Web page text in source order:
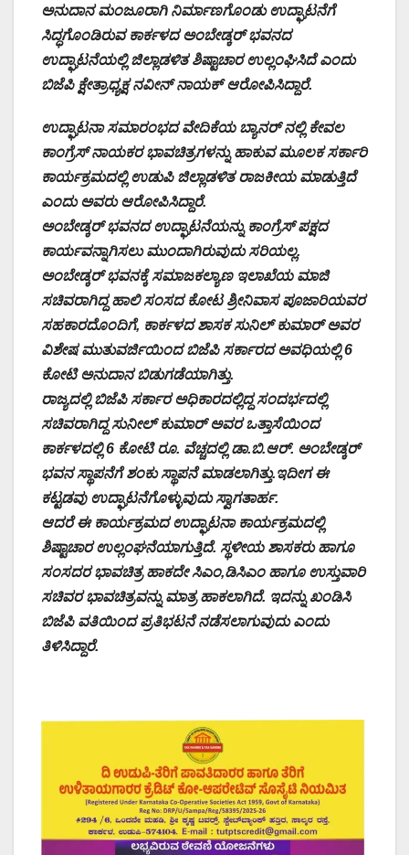
ಅನುದಾನ ಮಂಜೂರಾಗಿ ನಿರ್ಮಾಣಗೊಂಡು ಉದ್ಘಾಟನೆಗೆ
ಸಿದ್ಧಗೊಂಡಿರುವ ಕಾರ್ಕಳದ ಅಂಬೇಡ್ಕರ್ ಭವನದ
ಉದ್ಘಾಟನೆಯಲ್ಲಿ ಜಿಲ್ಲಾಡಳಿತ ಶಿಷ್ಟಾಚಾರ ಉಲ್ಲಂಘಿಸಿದೆ ಎಂದು
ಬಿಜೆಪಿ ಕ್ಷೇತ್ರಾಧ್ಯಕ್ಷ ನವೀನ್ ನಾಯಕ್ ಆರೋಪಿಸಿದ್ದಾರೆ.
ಉದ್ಘಾಟನಾ ಸಮಾರಂಭದ ವೇದಿಕೆಯ ಬ್ಯಾನರ್ ನಲ್ಲಿ ಕೇವಲ
ಕಾಂಗ್ರೆಸ್ ನಾಯಕರ ಭಾವಚಿತ್ರಗಳನ್ನು ಹಾಕುವ ಮೂಲಕ ಸರ್ಕಾರಿ
ಕಾರ್ಯಕ್ರಮದಲ್ಲಿ ಉಡುಪಿ ಜಿಲ್ಲಾಡಳಿತ ರಾಜಕೀಯ ಮಾಡುತ್ತಿದೆ
ಎಂದು ಅವರು ಆರೋಪಿಸಿದ್ದಾರೆ.
ಅಂಬೇಡ್ಕರ್ ಭವನದ ಉದ್ಘಾಟನೆಯನ್ನು ಕಾಂಗ್ರೆಸ್ ಪಕ್ಷದ
ಕಾರ್ಯವನ್ನಾಗಿಸಲು ಮುಂದಾಗಿರುವುದು ಸರಿಯಲ್ಲ.
ಅಂಬೇಡ್ಕರ್ ಭವನಕ್ಕೆ ಸಮಾಜಕಲ್ಯಾಣ ಇಲಾಖೆಯ ಮಾಜಿ
ಸಚಿವರಾಗಿದ್ದ ಹಾಲಿ ಸಂಸದ ಕೋಟ ಶ್ರೀನಿವಾಸ ಪೂಜಾರಿಯವರ
ಸಹಕಾರದೊಂದಿಗೆ, ಕಾರ್ಕಳದ ಶಾಸಕ ಸುನಿಲ್ ಕುಮಾರ್ ಅವರ
ವಿಶೇಷ ಮುತುವರ್ಜಿಯಿಂದ ಬಿಜೆಪಿ ಸರ್ಕಾರದ ಅವಧಿಯಲ್ಲಿ 6
ಕೋಟಿ ಅನುದಾನ ಬಿಡುಗಡೆಯಾಗಿತ್ತು.
ರಾಜ್ಯದಲ್ಲಿ ಬಿಜೆಪಿ ಸರ್ಕಾರ ಅಧಿಕಾರದಲ್ಲಿದ್ದ ಸಂದರ್ಭದಲ್ಲಿ
ಸಚಿವರಾಗಿದ್ದ ಸುನೀಲ್ ಕುಮಾರ್ ಅವರ ಒತ್ತಾಸೆಯಿಂದ
ಕಾರ್ಕಳದಲ್ಲಿ 6 ಕೋಟಿ‌ ರೂ. ವೆಚ್ಚದಲ್ಲಿ ಡಾ.ಬಿ.ಆರ್. ಅಂಬೇಡ್ಕರ್
ಭವನ ಸ್ಥಾಪನೆಗೆ ಶಂಕು ಸ್ಥಾಪನೆ ಮಾಡಲಾಗಿತ್ತು.ಇದೀಗ ಈ
ಕಟ್ಟಡವು ಉದ್ಘಾಟನೆಗೊಳ್ಳುವುದು ಸ್ವಾಗತಾರ್ಹ.
ಆದರೆ ಈ ಕಾರ್ಯಕ್ರಮದ ಉದ್ಘಾಟನಾ ಕಾರ್ಯಕ್ರಮದಲ್ಲಿ
ಶಿಷ್ಟಾಚಾರ ಉಲ್ಲಂಘನೆಯಾಗುತ್ತಿದೆ. ಸ್ಥಳೀಯ ಶಾಸಕರು ಹಾಗೂ
ಸಂಸದರ ಭಾವಚಿತ್ರ ಹಾಕದೇ ಸಿಎಂ,ಡಿಸಿಎಂ ಹಾಗೂ ಉಸ್ತುವಾರಿ
ಸಚಿವರ ಭಾವಚಿತ್ರವನ್ನು ಮಾತ್ರ ಹಾಕಲಾಗಿದೆ. ಇದನ್ನು ಖಂಡಿಸಿ
ಬಿಜೆಪಿ ವತಿಯಿಂದ ಪ್ರತಿಭಟನೆ ನಡೆಸಲಾಗುವುದು ಎಂದು
ತಿಳಿಸಿದ್ದಾರೆ.